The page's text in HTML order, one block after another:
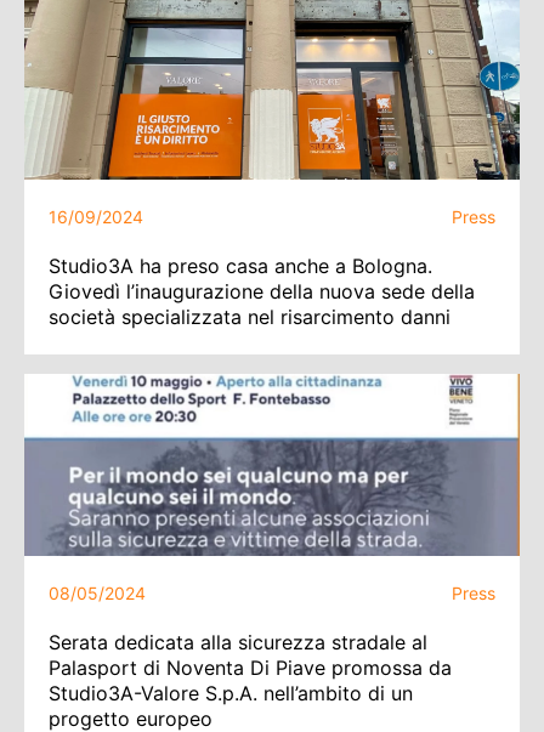
16/09/2024 Press
Studio3A ha preso casa anche a Bologna.
Giovedì l’inaugurazione della nuova sede della
società specializzata nel risarcimento danni
08/05/2024 Press
Serata dedicata alla sicurezza stradale al
Palasport di Noventa Di Piave promossa da
Studio3A-Valore S.p.A. nell’ambito di un
progetto europeo